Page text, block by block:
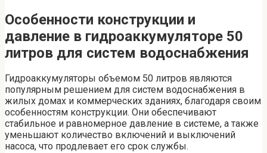
Особенности конструкции и
давление в гидроаккумуляторе 50
литров для систем водоснабжения
Гидроаккумуляторы объемом 50 литров являются
популярным решением для систем водоснабжения в
жилых домах и коммерческих зданиях, благодаря своим
особенностям конструкции. Они обеспечивают
стабильное и равномерное давление в системе, а также
уменьшают количество включений и выключений
насоса, что продлевает его срок службы.